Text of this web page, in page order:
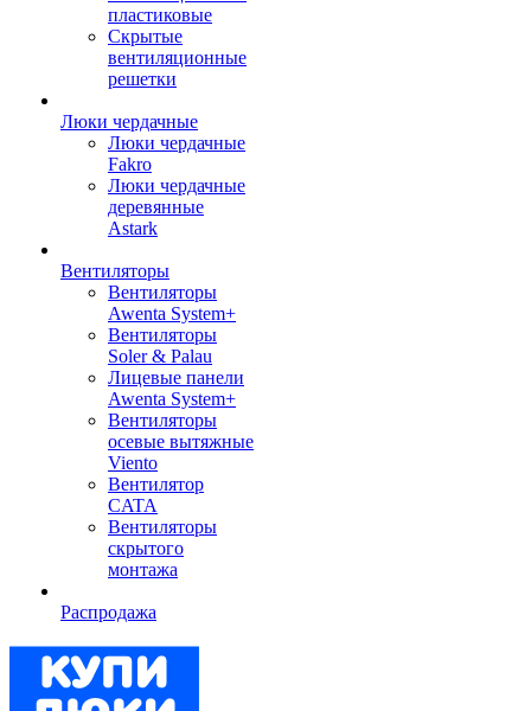
пластиковые
Скрытые
вентиляционные
решетки
Люки чердачные
Люки чердачные
Fakro
Люки чердачные
деревянные
Astark
Вентиляторы
Вентиляторы
Awenta System+
Вентиляторы
Soler & Palau
Лицевые панели
Awenta System+
Вентиляторы
осевые вытяжные
Viento
Вентилятор
CATA
Вентиляторы
скрытого
монтажа
Распродажа